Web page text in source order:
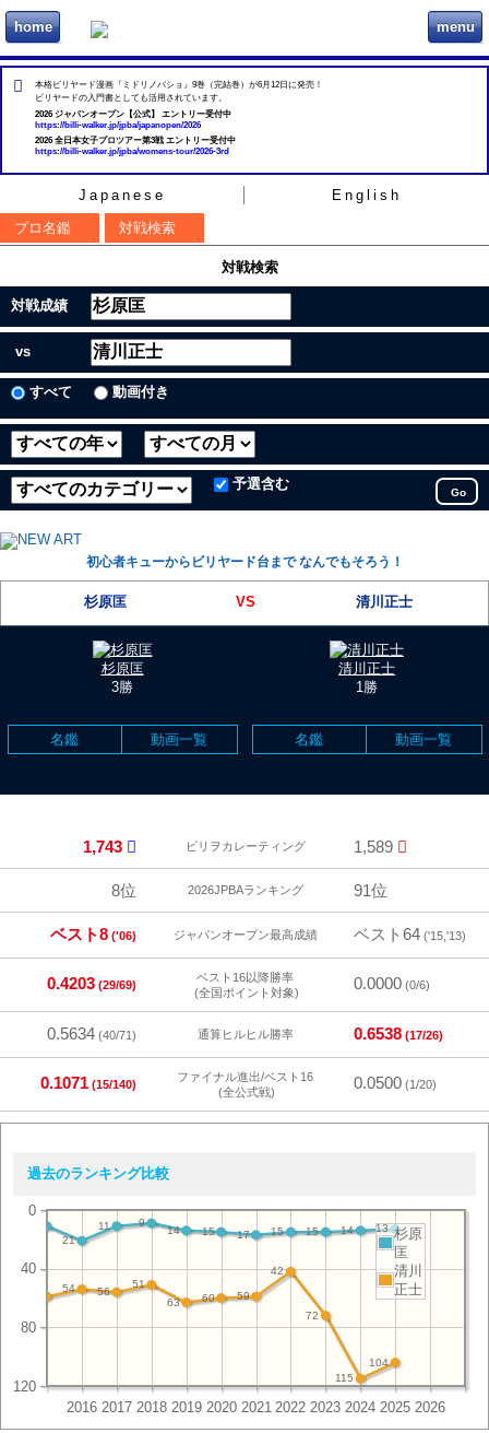
home ビリヲカ menu
本格ビリヤード漫画『ミドリノバショ』9巻（完結巻）が6月12日に発売！
ビリヤードの入門書としても活用されています。
2026 ジャパンオープン【公式】 エントリー受付中
https://billi-walker.jp/jpba/japanopen/2026
2026 全日本女子プロツアー第3戦 エントリー受付中
https://billi-walker.jp/jpba/womens-tour/2026-3rd
Japanese
English
プロ名鑑
対戦検索
対戦検索
対戦成績
vs
すべて 動画付き
予選含む
Go
初心者キューからビリヤード台まで なんでもそろう！
杉原匡 VS 清川正士
杉原匡
3勝
清川正士
1勝
名鑑 動画一覧 名鑑 動画一覧
1,743 ビリヲカレーティング 1,589
8位 2026JPBAランキング 91位
ベスト8 ('06) ジャパンオープン最高成績 ベスト64 ('15,'13)
0.4203 (29/69)
ベスト16以降勝率
(全国ポイント対象)
0.0000 (0/6)
0.5634 (40/71) 通算ヒルヒル勝率 0.6538 (17/26)
0.1071 (15/140)
ファイナル進出/ベスト16
(全公式戦)
0.0500 (1/20)
過去のランキング比較
2016 2017 2018 2019 2020 2021 2022 2023 2024 2025 2026
120
80
40
0
13
14
15
15
17
15
14
9
11
21
杉原
匡
清川
正士
104
115
72
42
59
60
63
51
56
54